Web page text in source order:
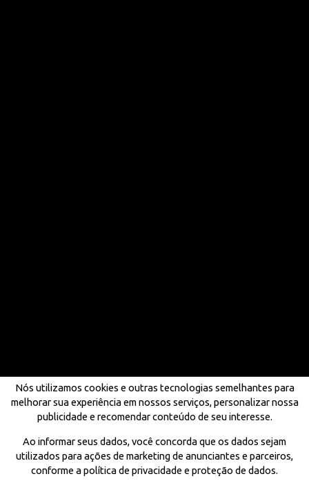
Nós utilizamos cookies e outras tecnologias semelhantes para
melhorar sua experiência em nossos serviços, personalizar nossa
publicidade e recomendar conteúdo de seu interesse.
Ao informar seus dados, você concorda que os dados sejam
utilizados para ações de marketing de anunciantes e parceiros,
conforme a política de privacidade e proteção de dados.